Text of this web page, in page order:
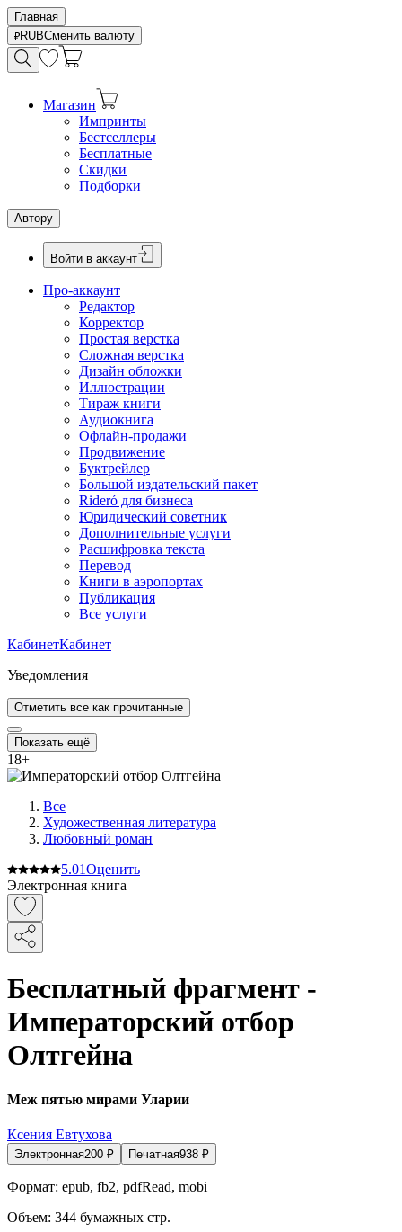
Главная
RUBСменить валюту
Магазин
Импринты
Бестселлеры
Бесплатные
Скидки
Подборки
Автору
Войти в аккаунт
Про-аккаунт
Редактор
Корректор
Простая верстка
Сложная верстка
Дизайн обложки
Иллюстрации
Тираж книги
Аудиокнига
Офлайн-продажи
Продвижение
Буктрейлер
Большой издательский пакет
Rideró для бизнеса
Юридический советник
Дополнительные услуги
Расшифровка текста
Перевод
Книги в аэропортах
Публикация
Все услуги
КабинетКабинет
Уведомления
Отметить все как прочитанные
Показать ещё
18+
Все
Художественная литература
Любовный роман
5.01Оценить
Электронная книга
Бесплатный фрагмент -
Императорский отбор
Олтгейна
Меж пятью мирами Уларии
Ксения Евтухова
Электронная200 ₽ Печатная938 ₽
Формат: epub, fb2, pdfRead, mobi
Объем: 344 бумажных стр.